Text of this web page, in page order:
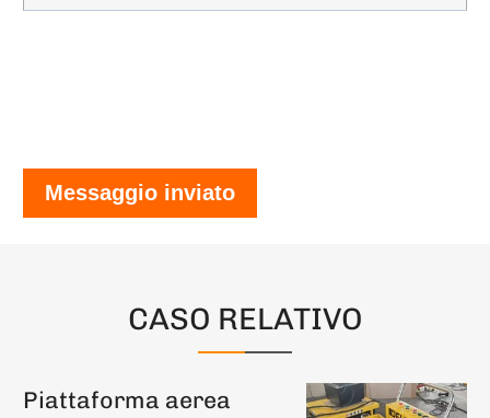
Messaggio inviato
CASO RELATIVO
Piattaforma aerea